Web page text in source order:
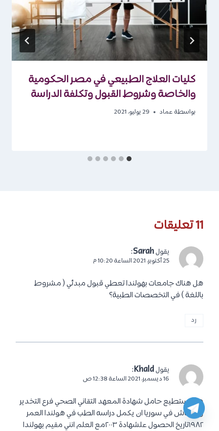
كليات العلاج الطبيعي في مصر الحكومية
والخاصة وشروط القبول وتكلفة الدراسة
بواسطة عماد 29 يوليو، 2021
11 تعليقات
يقول Sarah
:
25 أكتوبر، 2021 الساعة 10:20 م
هل هناك جامعات بهولندا تعطي قبول مبدئي ( مشروط
باللغة ) في التخصصات الطبية؟
رد
يقول Khald
:
16 ديسمبر، 2021 الساعة 12:38 ص
هل يستطيع حامل شهادة المعهد التقاني الصحي فرع التخدير
والانعاش في سوريا ان يكمل دراسه الطب في هولندا العمر
١٩٨٢تاريخ الحصول علشهادة ٢٠٠٣مع العلم انني مقيم بهولندا